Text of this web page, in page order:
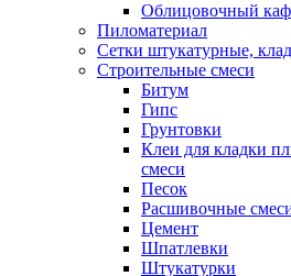
Облицовочный
Пиломатериал
Сетки штукатурные,
Строительные смеси
Битум
Гипс
Грунтовки
Клеи для кладки
смеси
Песок
Расшивочные
Цемент
Шпатлевки
Штукатурки